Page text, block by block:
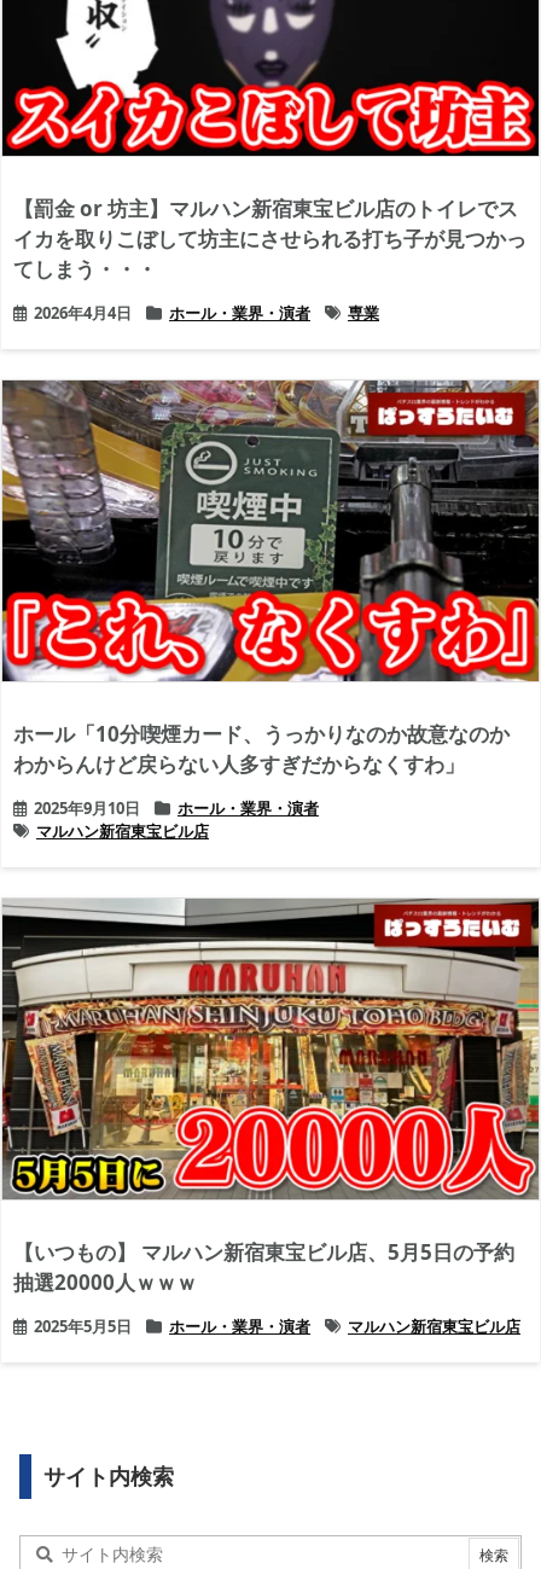
【罰金 or 坊主】マルハン新宿東宝ビル店のトイレでス
イカを取りこぼして坊主にさせられる打ち子が見つかっ
てしまう・・・
2026年4月4日 ホール・業界・演者 専業
ホール「10分喫煙カード、うっかりなのか故意なのか
わからんけど戻らない人多すぎだからなくすわ」
2025年9月10日
ホール・業界・演者
マルハン新宿東宝ビル店
【いつもの】 マルハン新宿東宝ビル店、5月5日の予約
抽選20000人ｗｗｗ
2025年5月5日 ホール・業界・演者 マルハン新宿東宝ビル店
サイト内検索